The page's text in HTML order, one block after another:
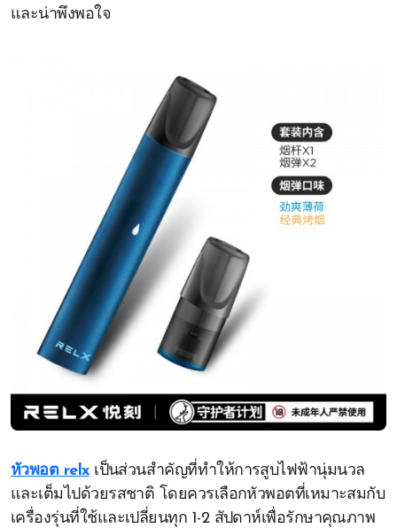
และน่าพึงพอใจ
หัวพอต relxเป็นส่วนสำคัญที่ทำให้การสูบไฟฟ้านุ่มนวล
และเต็มไปด้วยรสชาติ โดยควรเลือกหัวพอตที่เหมาะสมกับ
เครื่องรุ่นที่ใช้และเปลี่ยนทุก 1-2 สัปดาห์เพื่อรักษาคุณภาพ